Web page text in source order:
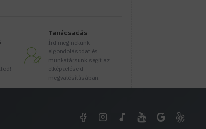
Tanácsadás
Írd meg nekünk
elgondolásodat és
munkatársunk segít az
elképzeléseid
megvalósításában.